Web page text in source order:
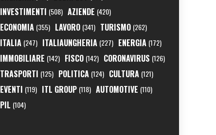
INVESTIMENTI (508) AZIENDE (420)
ECONOMIA (355) LAVORO (341) TURISMO (262)
ITALIA (247) ITALIAUNGHERIA (227) ENERGIA (172)
IMMOBILIARE (142) FISCO (142) CORONAVIRUS (126)
TRASPORTI (125) POLITICA (124) CULTURA (121)
EVENTI (119) ITL GROUP (118) AUTOMOTIVE (110)
PIL (104)